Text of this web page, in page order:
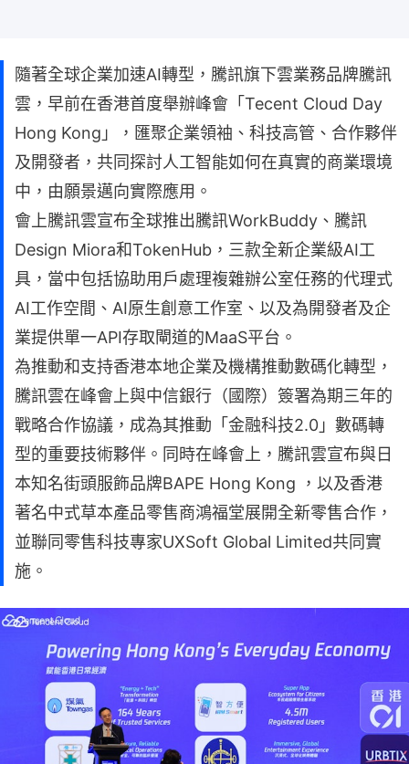
隨著全球企業加速AI轉型，騰訊旗下雲業務品牌騰訊
雲，早前在香港首度舉辦峰會「Tecent Cloud Day
Hong Kong」，匯聚企業領袖、科技高管、合作夥伴
及開發者，共同探討人工智能如何在真實的商業環境
中，由願景邁向實際應用。
會上騰訊雲宣布全球推出騰訊WorkBuddy、騰訊
Design Miora和TokenHub，三款全新企業級AI工
具，當中包括協助用戶處理複雜辦公室任務的代理式
AI工作空間、AI原生創意工作室、以及為開發者及企
業提供單一API存取閘道的MaaS平台。
為推動和支持香港本地企業及機構推動數碼化轉型，
騰訊雲在峰會上與中信銀行（國際）簽署為期三年的
戰略合作協議，成為其推動「金融科技2.0」數碼轉
型的重要技術夥伴。同時在峰會上，騰訊雲宣布與日
本知名街頭服飾品牌BAPE Hong Kong ，以及香港
著名中式草本產品零售商鴻福堂展開全新零售合作，
並聯同零售科技專家UXSoft Global Limited共同實
施。